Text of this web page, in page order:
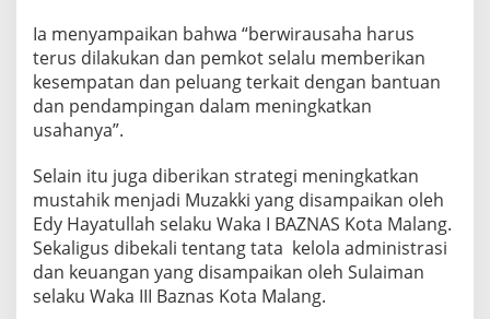
Ia menyampaikan bahwa “berwirausaha harus
terus dilakukan dan pemkot selalu memberikan
kesempatan dan peluang terkait dengan bantuan
dan pendampingan dalam meningkatkan
usahanya”.
Selain itu juga diberikan strategi meningkatkan
mustahik menjadi Muzakki yang disampaikan oleh
Edy Hayatullah selaku Waka I BAZNAS Kota Malang.
Sekaligus dibekali tentang tata kelola administrasi
dan keuangan yang disampaikan oleh Sulaiman
selaku Waka III Baznas Kota Malang.